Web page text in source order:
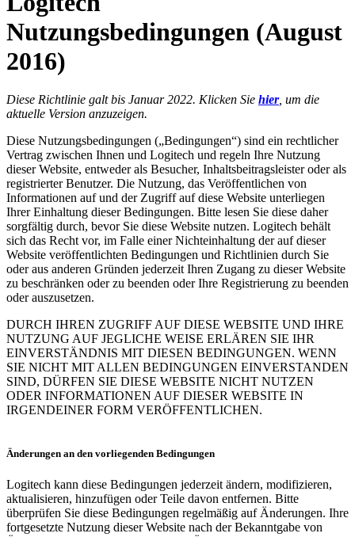
Nutzungsbedingungen (August
2016)
Diese Richtlinie galt bis Januar 2022. Klicken Sie hier, um die
aktuelle Version anzuzeigen.
Diese Nutzungsbedingungen („Bedingungen“) sind ein rechtlicher
Vertrag zwischen Ihnen und Logitech und regeln Ihre Nutzung
dieser Website, entweder als Besucher, Inhaltsbeitragsleister oder als
registrierter Benutzer. Die Nutzung, das Veröffentlichen von
Informationen auf und der Zugriff auf diese Website unterliegen
Ihrer Einhaltung dieser Bedingungen. Bitte lesen Sie diese daher
sorgfältig durch, bevor Sie diese Website nutzen. Logitech behält
sich das Recht vor, im Falle einer Nichteinhaltung der auf dieser
Website veröffentlichten Bedingungen und Richtlinien durch Sie
oder aus anderen Gründen jederzeit Ihren Zugang zu dieser Website
zu beschränken oder zu beenden oder Ihre Registrierung zu beenden
oder auszusetzen.
DURCH IHREN ZUGRIFF AUF DIESE WEBSITE UND IHRE
NUTZUNG AUF JEGLICHE WEISE ERLÄREN SIE IHR
EINVERSTÄNDNIS MIT DIESEN BEDINGUNGEN. WENN
SIE NICHT MIT ALLEN BEDINGUNGEN EINVERSTANDEN
SIND, DÜRFEN SIE DIESE WEBSITE NICHT NUTZEN
ODER INFORMATIONEN AUF DIESER WEBSITE IN
IRGENDEINER FORM VERÖFFENTLICHEN.
Änderungen an den vorliegenden Bedingungen
Logitech kann diese Bedingungen jederzeit ändern, modifizieren,
aktualisieren, hinzufügen oder Teile davon entfernen. Bitte
überprüfen Sie diese Bedingungen regelmäßig auf Änderungen. Ihre
fortgesetzte Nutzung dieser Website nach der Bekanntgabe von